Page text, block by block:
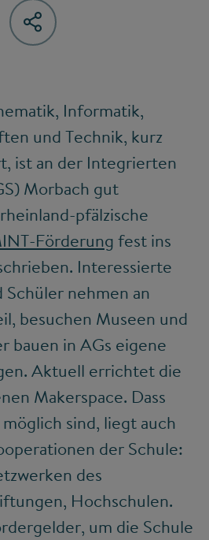
Informatik,
und Technik, kurz
ist an der Integrierten
Morbach gut
pfälzische
Förderung fest ins
Interessierte
nehmen an
besuchen Museen und
bauen in AGs eigene
Aktuell errichtet die
Makerspace. Dass
sind, liegt auch
der Schule:
des
Hochschulen.
um die Schule